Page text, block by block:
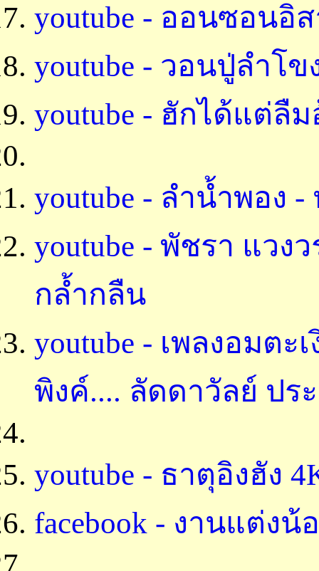
youtube - ออนซอนอิ
youtube - วอนปู่ลำโข
youtube - ฮักได้แต่ลื
youtube - ลำน้ำพอง
youtube - พัชรา แวง
กล้ำกลืน
youtube - เพลงอมตะ
พิงค์.... ลัดดาวัลย์ ปร
youtube - ธาตุอิงฮัง
facebook - งานแต่งน้